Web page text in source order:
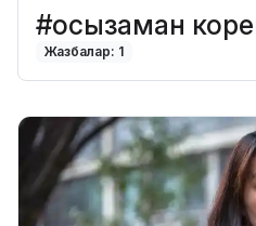
#осызаман
Жазбалар: 1